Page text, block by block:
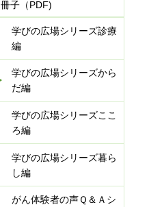
冊子（PDF)
学びの広場シリーズ診療
編
学びの広場シリーズから
だ編
学びの広場シリーズここ
ろ編
学びの広場シリーズ暮ら
し編
がん体験者の声Ｑ＆Ａシ